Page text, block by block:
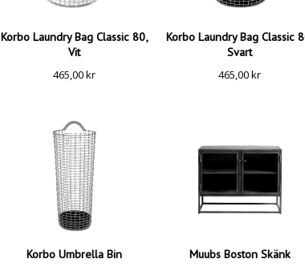
Korbo Laundry Bag Classic 80,
Vit
465,00kr
Korbo Laundry Bag Classic
Svart
465,00kr
Korbo Umbrella Bin Muubs Boston Skänk